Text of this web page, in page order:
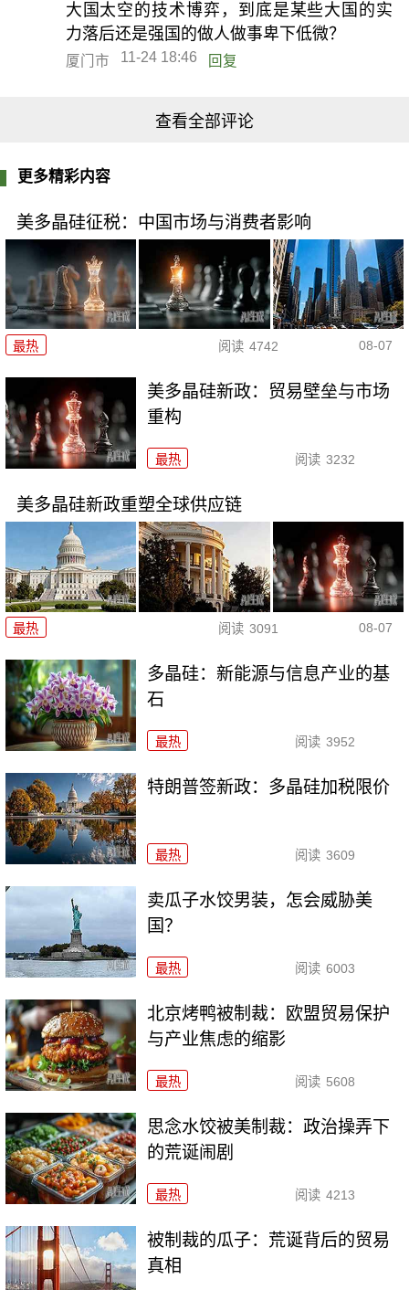
大国太空的技术博弈，到底是某些大国的实
力落后还是强国的做人做事卑下低微？
厦门市 11-24 18:46 回复
查看全部评论
更多精彩内容
美多晶硅征税：中国市场与消费者影响
最热 阅读 4742 08-07
美多晶硅新政：贸易壁垒与市场
重构
最热 阅读 3232
美多晶硅新政重塑全球供应链
最热 阅读 3091 08-07
多晶硅：新能源与信息产业的基
石
最热 阅读 3952
特朗普签新政：多晶硅加税限价
最热 阅读 3609
卖瓜子水饺男装，怎会威胁美
国？
最热 阅读 6003
北京烤鸭被制裁：欧盟贸易保护
与产业焦虑的缩影
最热 阅读 5608
思念水饺被美制裁：政治操弄下
的荒诞闹剧
最热 阅读 4213
被制裁的瓜子：荒诞背后的贸易
真相